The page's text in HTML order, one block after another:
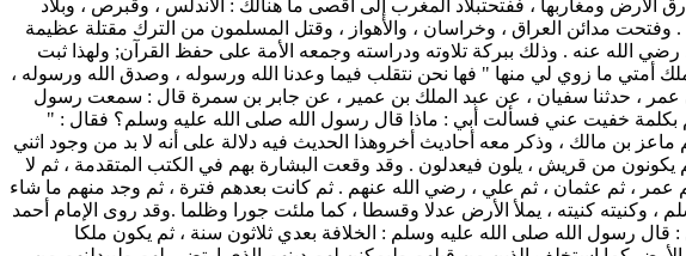
الأرض ومغاربها ، ففتحتبلاد المغرب إلى أقصى ما هنالك : الأندلس ، وقبرص ، وبلاد
. وفتحت مدائن العراق ، وخراسان ، والأهواز ، وقتل المسلمون من الترك مقتلة عظيمة
الله عنه . وذلك ببركة تلاوته ودراسته وجمعه الأمة على حفظ القرآن; ولهذا ثبت
أمتي ما زوي لي منها " فها نحن نتقلب فيما وعدنا الله ورسوله ، وصدق الله ورسوله ،
أبي عمر ، حدثنا سفيان ، عن عبد الملك بن عمير ، عن جابر بن سمرة قال : سمعت رسول
بكلمة خفيت عني فسألت أبي : ماذا قال رسول الله صلى الله عليه وسلم؟ فقال : "
بن مالك ، وذكر معه أحاديث أخروهذا الحديث فيه دلالة على أنه لا بد من وجود اثني
يكونون من قريش ، يلون فيعدلون . وقد وقعت البشارة بهم في الكتب المتقدمة ، ثم لا
عمر ، ثم عثمان ، ثم علي ، رضي الله عنهم . ثم كانت بعدهم فترة ، ثم وجد منهم ما شاء
وكنيته كنيته ، يملأ الأرض عدلا وقسطا ، كما ملئت جورا وظلما .وقد روى الإمام أحمد
رسول الله صلى الله عليه وسلم : الخلافة بعدي ثلاثون سنة ، ثم يكون ملكا